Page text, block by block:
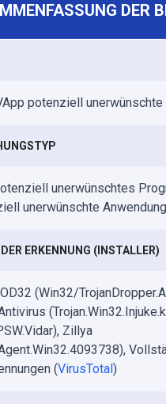
DER
potenziell unerwünschte
unerwünschtes
unerwünschte
ERKENNUNG (INSTALLER)
(Win32/
Zillya
(VirusTotal)